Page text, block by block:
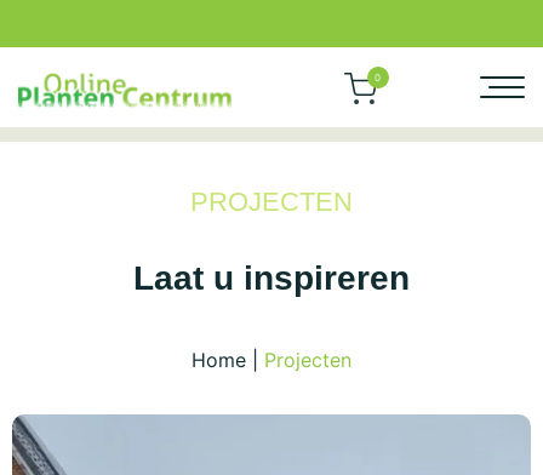
0
PROJECTEN
Laat u inspireren
Home Projecten